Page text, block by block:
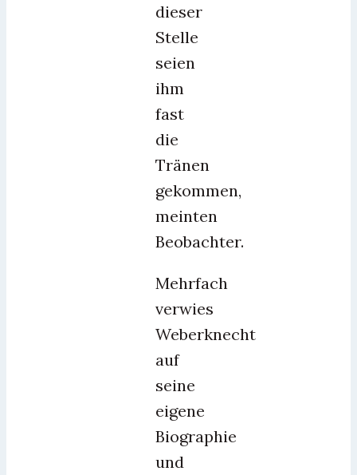
dieser
Stelle
seien
ihm
fast
die
Tränen
gekommen,
meinten
Beobachter.
Mehrfach
verwies
Weberknecht
auf
seine
eigene
Biographie
und